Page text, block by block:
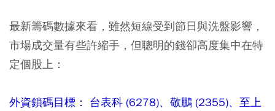
最新籌碼數據來看，雖然短線受到節日與洗盤影響，
市場成交量有些許縮手，但聰明的錢卻高度集中在特
定個股上：
外資鎖碼目標： 台表科 (6278)、敬鵬 (2355)、至上